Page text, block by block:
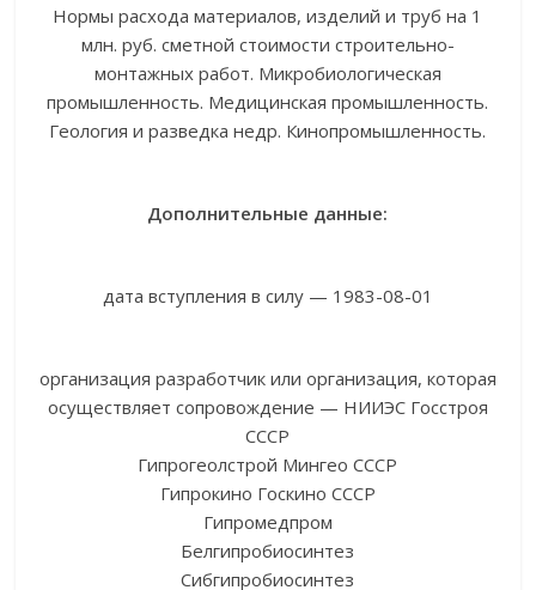
Нормы расхода материалов, изделий и труб на 1
млн. руб. сметной стоимости строительно-
монтажных работ. Микробиологическая
промышленность. Медицинская промышленность.
Геология и разведка недр. Кинопромышленность.
Дополнительные данные:
дата вступления в силу — 1983-08-01
организация разработчик или организация, которая
осуществляет сопровождение — НИИЭС Госстроя
СССР
Гипрогеолстрой Мингео СССР
Гипрокино Госкино СССР
Гипромедпром
Белгипробиосинтез
Сибгипробиосинтез